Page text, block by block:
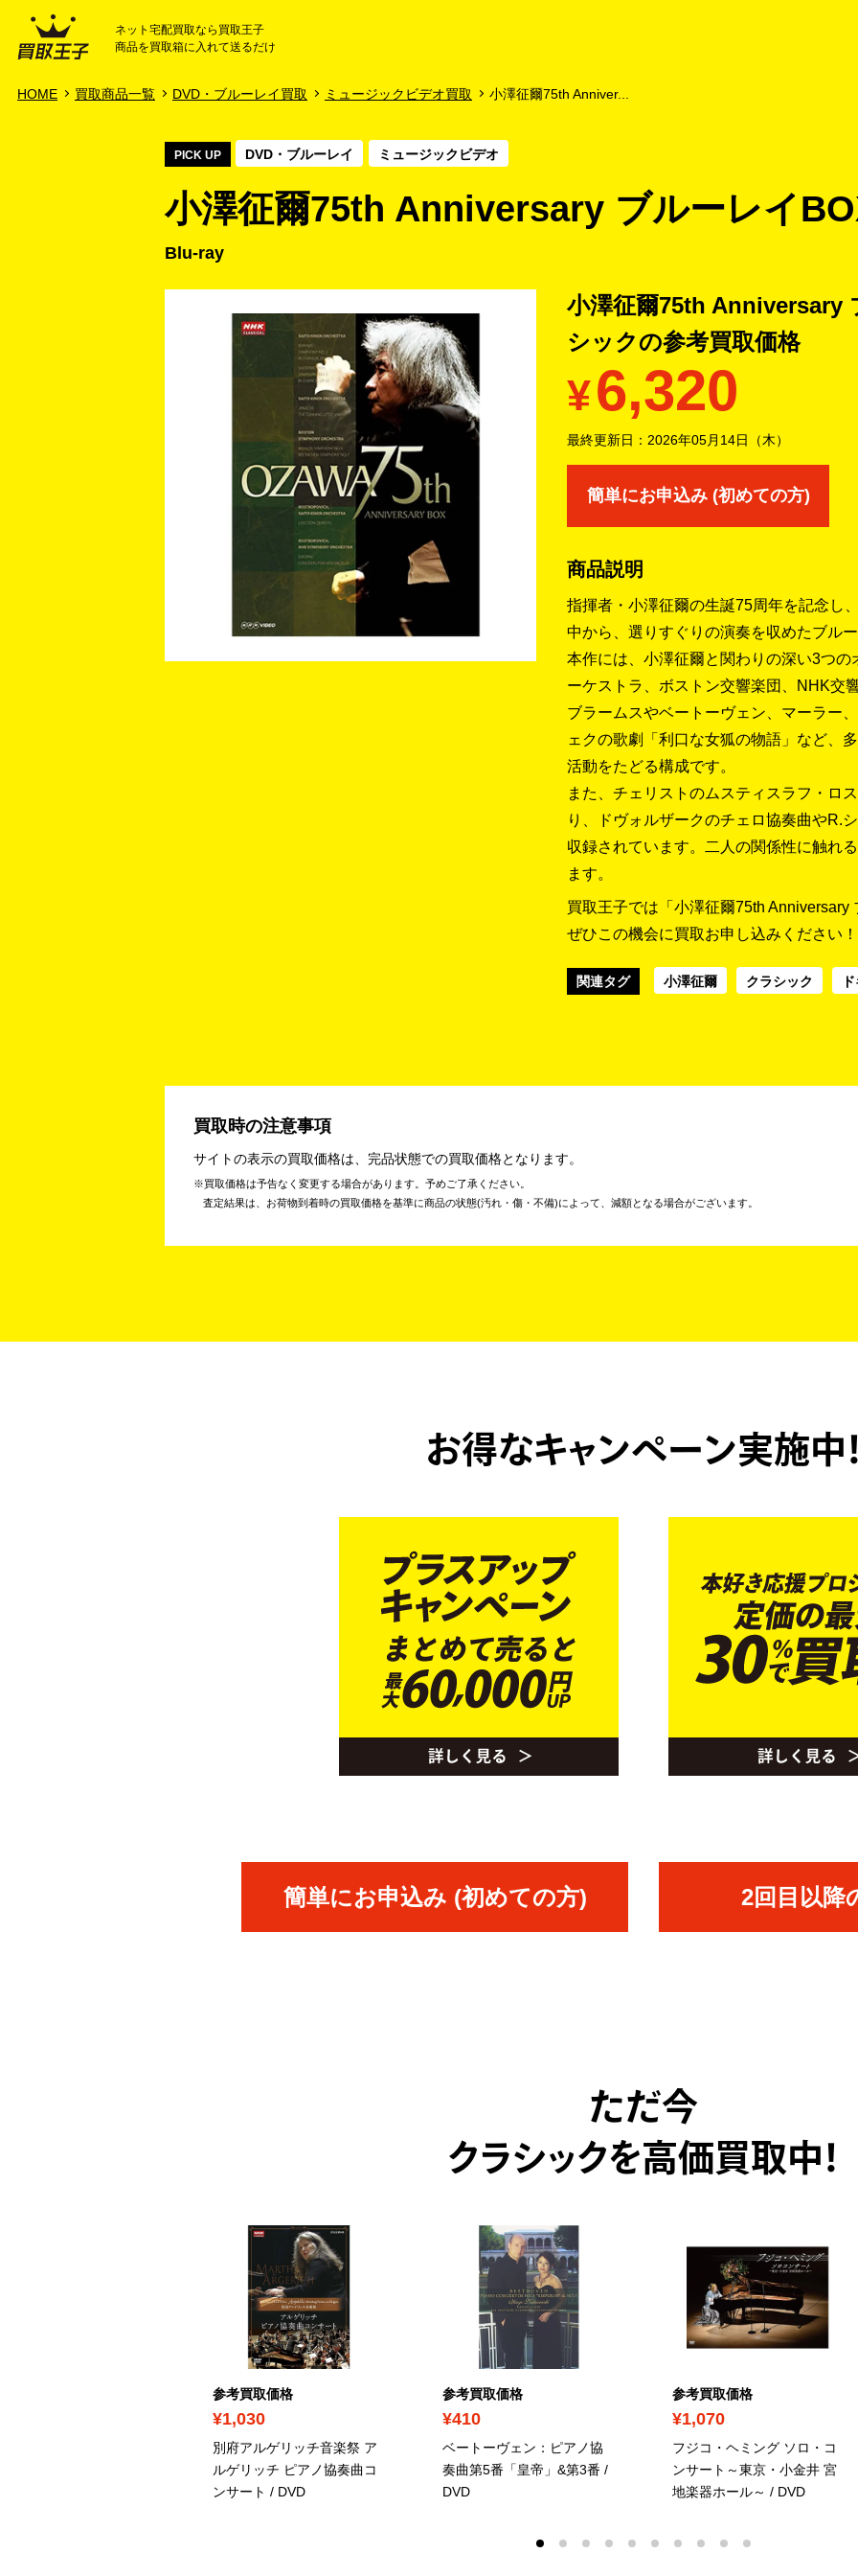
HOME
ネット宅配買取なら買取王子
商品を買取箱に入れて送るだけ
HOME 買取商品一覧 DVD・ブルーレイ買取 ミュージックビデオ買取 小澤征爾75th Anniver...
PICK UP DVD・ブルーレイ ミュージックビデオ
小澤征爾75th Anniversary ブルーレイ
Blu-ray
小澤征爾75th Anniversary
シックの参考買取価格
¥6,320
最終更新日： 2026年05月14日（木）
簡単にお申込み (初めての方)
商品説明
指揮者・小澤征爾の生誕75周年を記念し
中から、選りすぐりの演奏を収めたブル
本作には、小澤征爾と関わりの深い3つ
ーケストラ、ボストン交響楽団、NHK交
ブラームスやベートーヴェン、マーラー
ェクの歌劇「利口な女狐の物語」など、
活動をたどる構成です。
また、チェリストのムスティスラフ・ロ
り、ドヴォルザークのチェロ協奏曲やR.
収録されています。二人の関係性に触れ
ます。
買取王子では「小澤征爾75th
ぜひこの機会に買取お申し込みください！
関連タグ 小澤征爾 クラシック
買取時の注意事項
サイトの表示の買取価格は、完品状態での買取価格となります。
買取価格は予告なく変更する場合があります。予めご了承ください。
査定結果は、お荷物到着時の買取価格を基準に商品の状態(汚れ・傷・不備)によって、減額となる場合がございます。
お得なキャンペーン実施中
簡単にお申込み (初めての方) 2回目以降
ただ今
クラシックを高価買取中！
参考買取価格
¥1,030
別府アルゲリッチ音楽祭 ア
ルゲリッチ ピアノ協奏曲コ
ンサート / DVD
参考買取価格
¥410
ベートーヴェン：ピアノ協
奏曲第5番「皇帝」&第3番 /
DVD
参考買取価格
¥1,070
フジコ・ヘミング ソロ・コ
ンサート～東京・小金井 宮
地楽器ホール～ / DVD